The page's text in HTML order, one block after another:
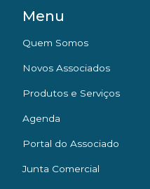
Menu
Quem Somos
Novos Associados
Produtos e Serviços
Agenda
Portal do Associado
Junta Comercial